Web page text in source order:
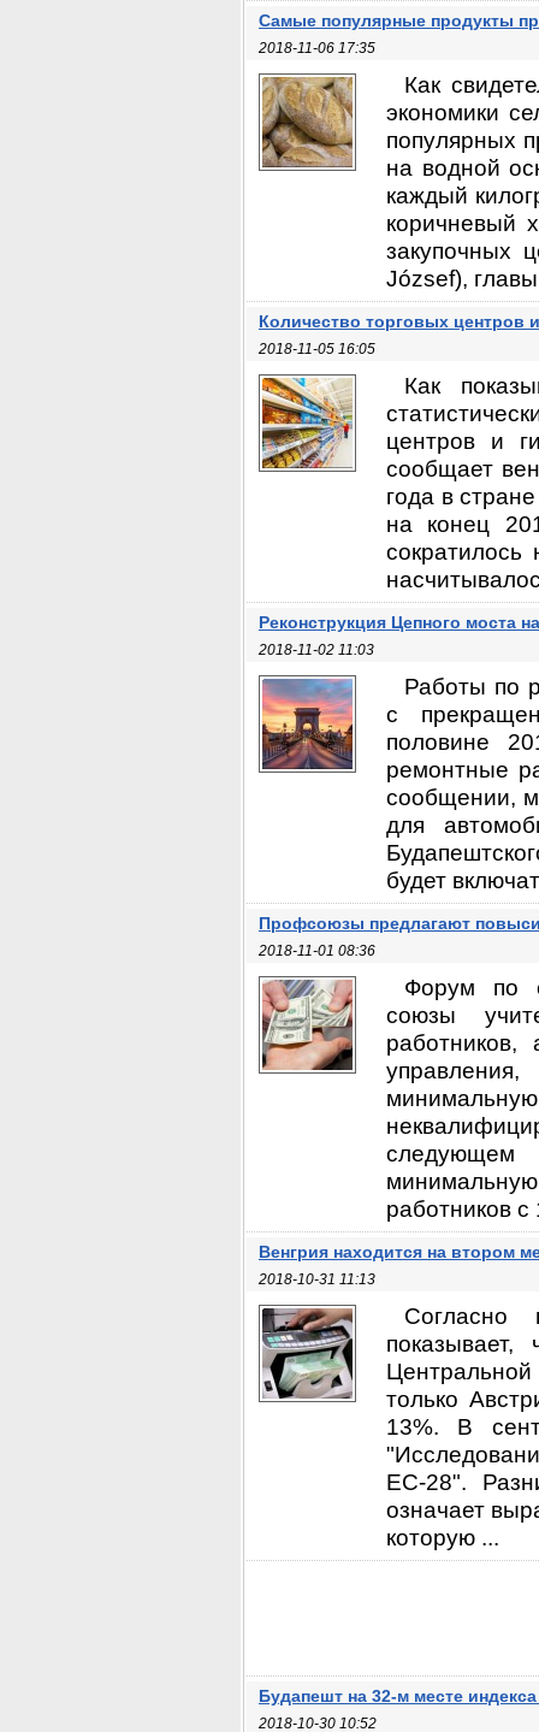
Самые популярные продукты
2018-11-06 17:35
Как
экономики
популярных
на водной
каждый
коричневый
закупочных
József),
Количество торговых центров
2018-11-05 16:05
Как
центров и
сообщает
года в
на конец
Реконструкция Цепного моста
2018-11-02 11:03
Работы по
с
половине
ремонтные
сообщении,
для
будет
Профсоюзы предлагают
2018-11-01 08:36
Форум по
союзы
работников,
следующем
работников
Венгрия находится на втором
2018-10-31 11:13
Согласно
только
13%. В
ЕС-28".
означает
которую ...
Будапешт на 32-м месте
2018-10-30 10:52